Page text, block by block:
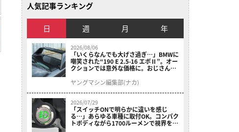
人気記事ランキング
日 週 月 年
2026/08/06
「いくらなんでも大げさ過ぎ…」BMWに
嘲笑された“190 E 2.5-16 エボⅡ”。オー
クションでは意外な価格に。おじさん達
ヤングマシン編集部(ナカ)
2026/07/29
「スイッチONで明らかに違いを感じ
る…」あらゆる車種に取付OK。コンパク
トボディながら1700ルーメンで視界を確